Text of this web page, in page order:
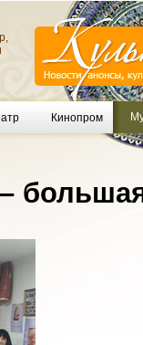
Кинопром